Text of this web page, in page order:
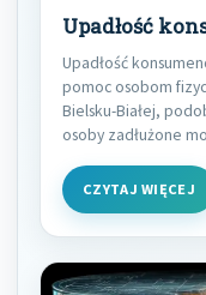
Upadłość
Upadłość
pomoc osobom
Bielsku-Białej,
osoby zadłużone
CZYTAJ WIĘCEJ